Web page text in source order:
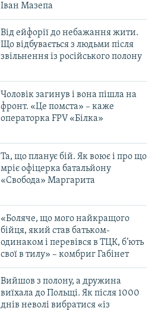
Іван Мазепа
Від ейфорії до небажання жити.
Що відбувається з людьми після
звільнення із російського полону
Чоловік загинув і вона пішла на
фронт. «Це помста» – каже
операторка FPV «Білка»
Та, що планує бій. Як воює і про що
мріє офіцерка батальйону
«Свобода» Маргарита
«Боляче, що мого найкращого
бійця, який став батьком-
одинаком і перевівся в ТЦК, б’ють
свої в тилу» – комбриг Габінет
Вийшов з полону, а дружина
виїхала до Польщі. Як після 1000
днів неволі вибратися «із